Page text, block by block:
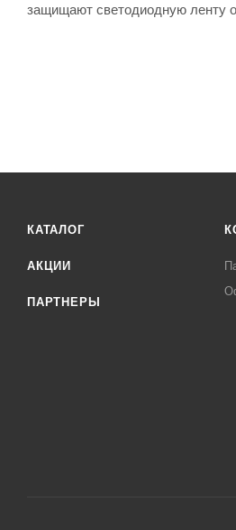
защищают светодиодную ленту
КАТАЛОГ
АКЦИИ
ПАРТНЕРЫ